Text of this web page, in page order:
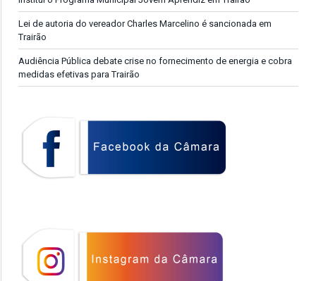
Lei de autoria do vereador Charles Marcelino é sancionada em
Trairão
Audiência Pública debate crise no fornecimento de energia e cobra
medidas efetivas para Trairão